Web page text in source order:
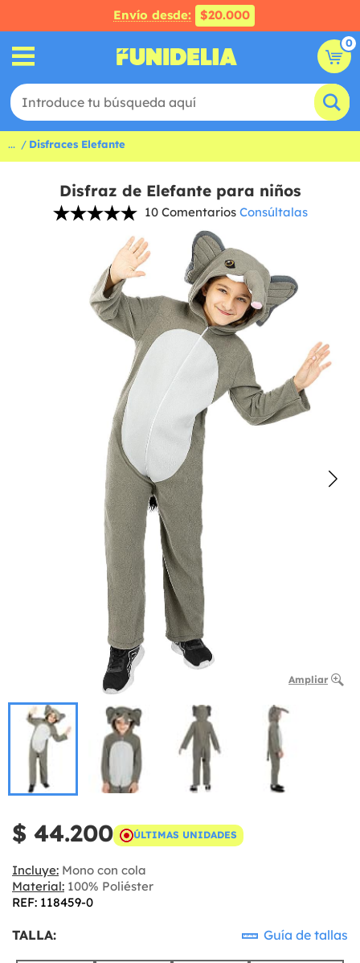
Envío desde: $20.000
0
... Disfraces Elefante
Disfraz de Elefante para niños
10 Comentarios Consúltalas
Ampliar
$ 44.200 ÚLTIMAS UNIDADES
Incluye: Mono con cola
Material: 100% Poliéster
REF: 118459-0
TALLA: Guía de tallas